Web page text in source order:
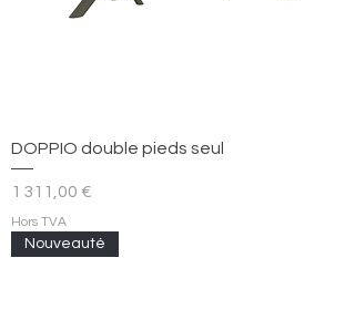
DOPPIO double pieds seul
Prix
1 311,00 €
Hors TVA
Nouveauté